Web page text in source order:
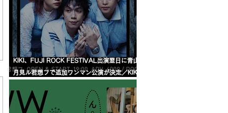
KIKI、FUJI ROCK FESTIVAL出演翌日に青山
月見ル君想フで追加ワンマン公演が決定／KIKI
在青山 月見ル君想フ舉行追加專場演出